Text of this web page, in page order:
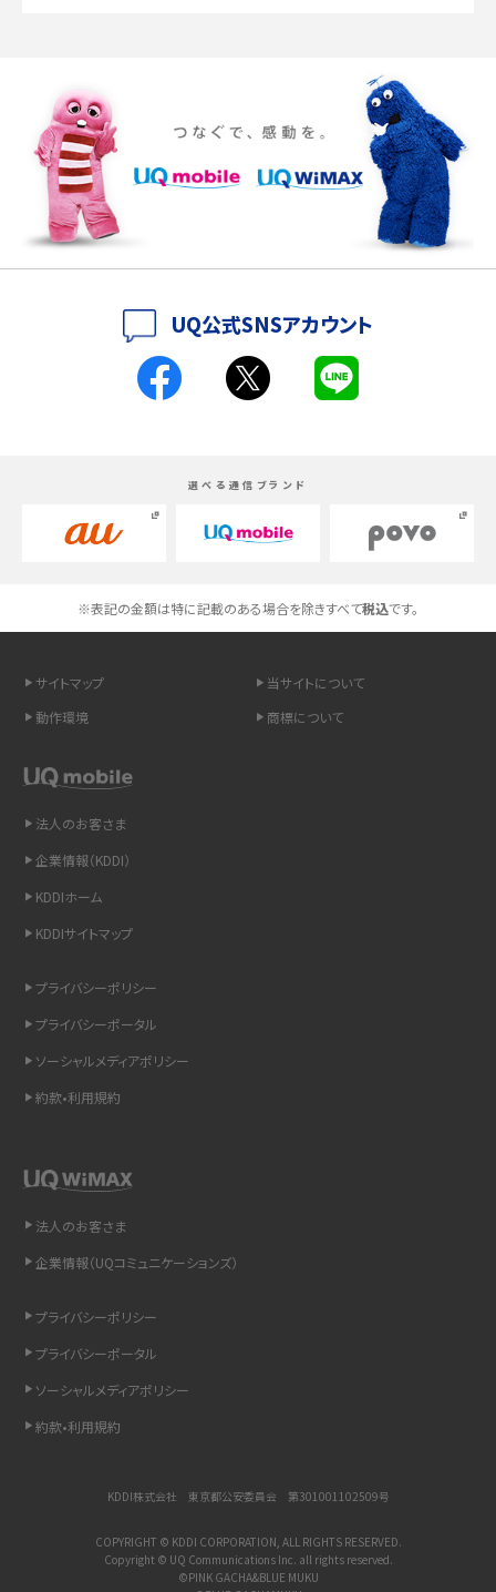
iPhone 16eとiPhone SE（第3世代）の違いは？サイズやスペックを比較して解説
iPhone 16eとiPhone 14を徹底比較！スペック・機能の違いをわかりやすく紹介
iPhone 16シリーズのモデルを比較！価格・サイズ・カメラ性能の違いを徹底解説
iPhone 16とiPhone 15の違いは？カメラ・スペック・機能を徹底比較
スマホが高い理由は？購入費用を抑える方法や端末を選ぶ時の注意点を解説！
高校生にスマホ制限は必要？所持率やメリット・デメリットを詳しく紹介
スマホのネット通信速度が遅い原因は？すぐできる対処法や見直すポイントを解
iCloudの使用容量を減らす9つの方法！使用状況の確認手順も紹介
インスタのDMの送り方は？便利機能の使い方や注意点をわかりやすく解説
「iPhoneを探す」の使い方と設定方法を紹介！ブラウザやアプリから探す方法を
詳しく解説
Wi-Fiを快適に使うための速度はどれくらい？用途別の目安・回線ごとの平均を
LINEの着信音や通知音の設定・変更方法を解説！鳴らない場合の対処法も紹介
ASMRとは？意味や動画の種類、楽しみ方を紹介
UQ公式SNSアカウント
選べる通信ブランド
※表記の金額は特に記載のある場合を除きすべて税込です。
サイトマップ
当サイトについて
動作環境
商標について
法人のお客さま
企業情報（KDDI）
KDDIホーム
KDDIサイトマップ
プライバシーポリシー
プライバシーポータル
ソーシャルメディアポリシー
約款•利用規約
法人のお客さま
企業情報（UQコミュニケーションズ）
プライバシーポリシー
プライバシーポータル
ソーシャルメディアポリシー
約款•利用規約
KDDI株式会社 東京都公安委員会 第301001102509号
COPYRIGHT © KDDI CORPORATION, ALL RIGHTS RESERVED.
Copyright © UQ Communications Inc. all rights reserved.
©PINK GACHA&BLUE MUKU